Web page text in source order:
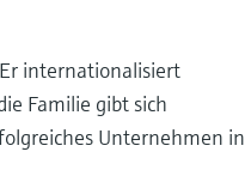
internationalisiert
Familie gibt sich
Unternehmen in